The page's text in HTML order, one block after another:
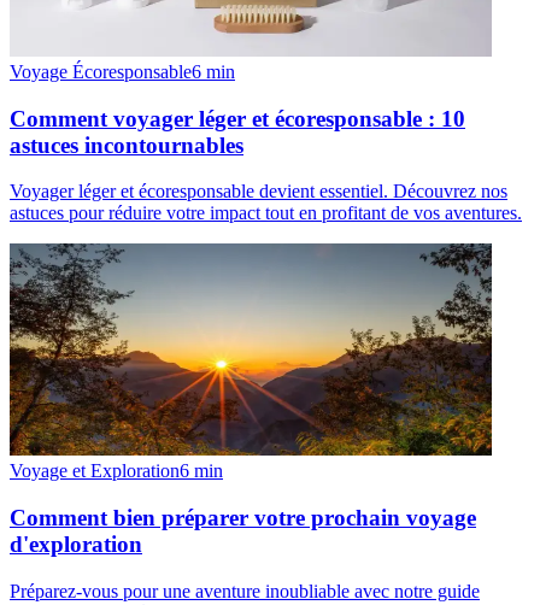
Voyage Écoresponsable6 min
Comment voyager léger et écoresponsable : 10
astuces incontournables
Voyager léger et écoresponsable devient essentiel. Découvrez nos
astuces pour réduire votre impact tout en profitant de vos aventures.
Voyage et Exploration6 min
Comment bien préparer votre prochain voyage
d'exploration
Préparez-vous pour une aventure inoubliable avec notre guide